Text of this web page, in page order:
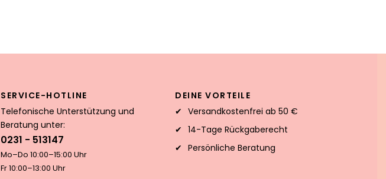
SERVICE-HOTLINE
Telefonische Unterstützung und
Beratung unter:
0231 - 513147
Mo–Do 10:00–15:00 Uhr
Fr 10:00–13:00 Uhr
DEINE VORTEILE
Versandkostenfrei ab 50 €
14-Tage Rückgaberecht
Persönliche Beratung